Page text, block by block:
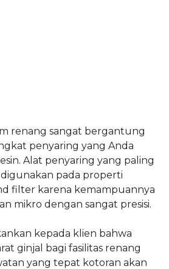
renang sangat bergantung
penyaring yang Anda
Alat penyaring yang paling
pada properti
filter karena kemampuannya
mikro dengan sangat presisi.
kepada klien bahwa
ginjal bagi fasilitas renang
yang tepat kotoran akan